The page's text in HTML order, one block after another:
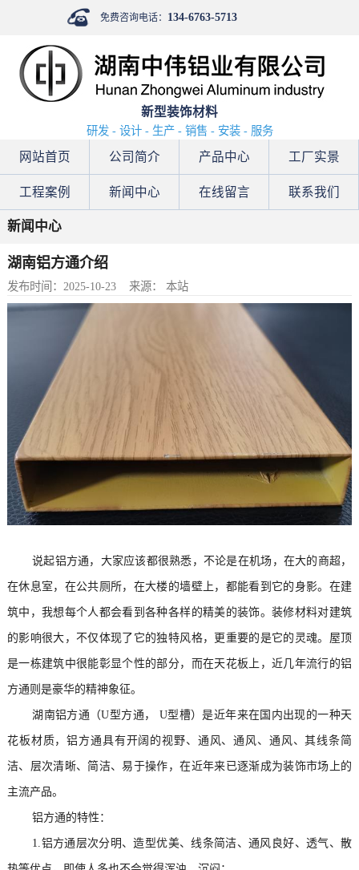
免费咨询电话： 134-6763-5713
新型装饰材料
研发 - 设计 - 生产 - 销售 - 安装 - 服务
网站首页 公司简介 产品中心 工厂实景
工程案例 新闻中心 在线留言 联系我们
新闻中心
湖南铝方通介绍
发布时间：2025-10-23 来源： 本站
说起铝方通，大家应该都很熟悉，不论是在机场，在大的商超，
在休息室，在公共厕所，在大楼的墙壁上，都能看到它的身影。在建
筑中，我想每个人都会看到各种各样的精美的装饰。装修材料对建筑
的影响很大，不仅体现了它的独特风格，更重要的是它的灵魂。屋顶
是一栋建筑中很能彰显个性的部分，而在天花板上，近几年流行的铝
方通则是豪华的精神象征。
湖南铝方通 （U型方通， U型槽）是近年来在国内出现的一种天
花板材质，铝方通具有开阔的视野、通风、通风、通风、其线条简
洁、层次清晰、简洁、易于操作，在近年来已逐渐成为装饰市场上的
主流产品。
铝方通的特性：
1.铝方通层次分明、造型优美、线条简洁、通风良好、透气、散